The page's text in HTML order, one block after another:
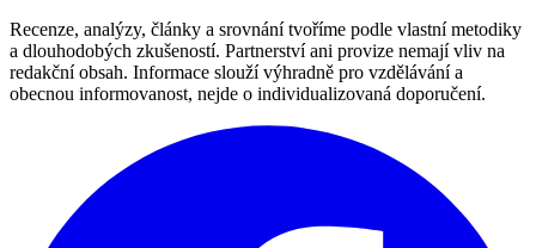
Recenze, analýzy, články a srovnání tvoříme podle vlastní metodiky
a dlouhodobých zkušeností. Partnerství ani provize nemají vliv na
redakční obsah. Informace slouží výhradně pro vzdělávání a
obecnou informovanost, nejde o individualizovaná doporučení.